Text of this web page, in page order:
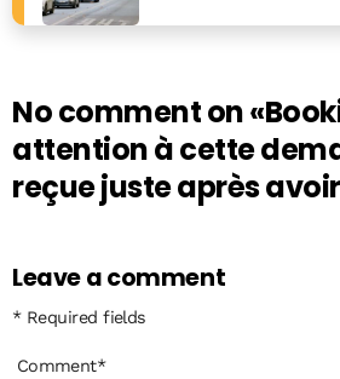
No comment on
attention à cette
reçue juste après
Leave a comment
* Required fields
Comment*